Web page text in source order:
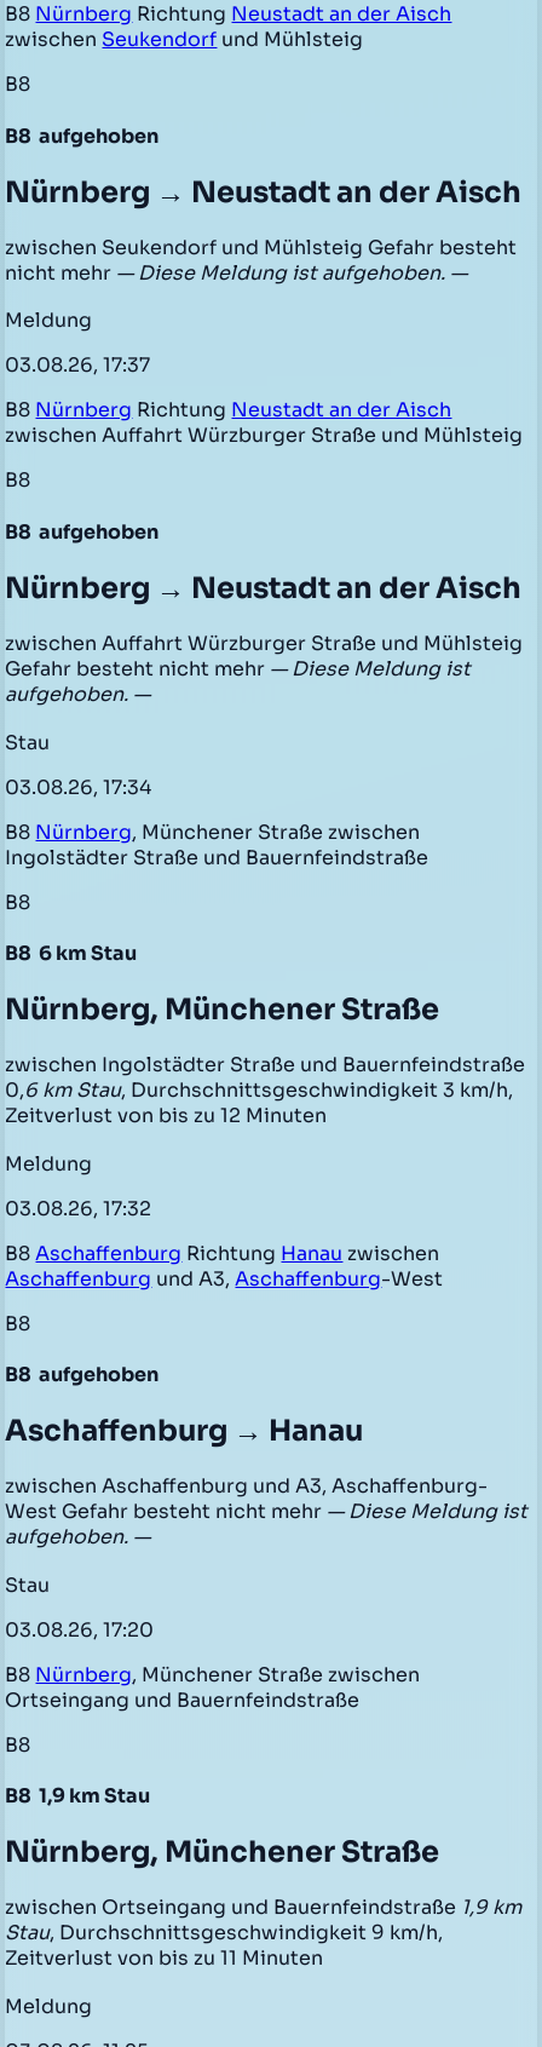
B8 Nürnberg Richtung Neustadt an der Aisch
zwischen Seukendorf und Mühlsteig
B8
B8 aufgehoben
Nürnberg → Neustadt an der Aisch
zwischen Seukendorf und Mühlsteig Gefahr besteht
nicht mehr — Diese Meldung ist aufgehoben. —
Meldung
03.08.26, 17:37
B8 Nürnberg Richtung Neustadt an der Aisch
zwischen Auffahrt Würzburger Straße und Mühlsteig
B8
B8 aufgehoben
Nürnberg → Neustadt an der Aisch
zwischen Auffahrt Würzburger Straße und Mühlsteig
Gefahr besteht nicht mehr — Diese Meldung ist
aufgehoben. —
Stau
03.08.26, 17:34
B8 Nürnberg, Münchener Straße zwischen
Ingolstädter Straße und Bauernfeindstraße
B8
B8 6 km Stau
Nürnberg, Münchener Straße
zwischen Ingolstädter Straße und Bauernfeindstraße
0,6 km Stau, Durchschnittsgeschwindigkeit 3 km/h,
Zeitverlust von bis zu 12 Minuten
Meldung
03.08.26, 17:32
B8Aschaffenburg Richtung Hanau zwischen
Aschaffenburg und A3,Aschaffenburg-West
B8
B8 aufgehoben
Aschaffenburg → Hanau
zwischen Aschaffenburg und A3, Aschaffenburg-
West Gefahr besteht nicht mehr — Diese Meldung ist
aufgehoben. —
Stau
03.08.26, 17:20
B8 Nürnberg, Münchener Straße zwischen
Ortseingang und Bauernfeindstraße
B8
B8 1,9 km Stau
Nürnberg, Münchener Straße
zwischen Ortseingang und Bauernfeindstraße 1,9 km
Stau, Durchschnittsgeschwindigkeit 9 km/h,
Zeitverlust von bis zu 11 Minuten
Meldung